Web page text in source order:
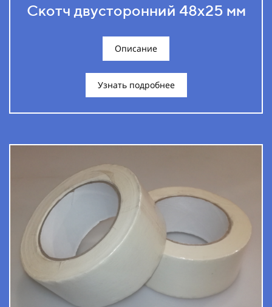
Скотч двусторонний 48х25 мм
Описание
Узнать подробнее